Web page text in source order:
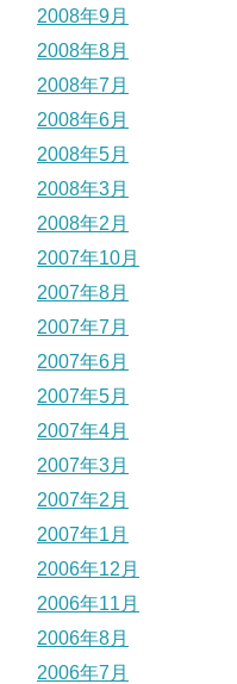
2008年9月
2008年8月
2008年7月
2008年6月
2008年5月
2008年3月
2008年2月
2007年10月
2007年8月
2007年7月
2007年6月
2007年5月
2007年4月
2007年3月
2007年2月
2007年1月
2006年12月
2006年11月
2006年8月
2006年7月